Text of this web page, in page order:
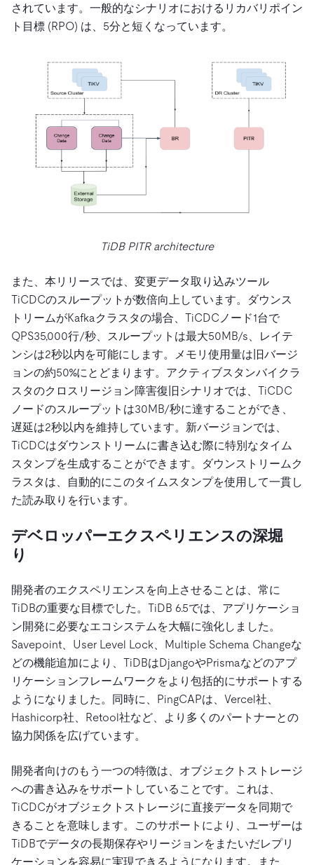
されています。一般的なシナリオにおけるリカバリポイン
ト目標 (RPO) は、5分と短くなっています。
TiDB PITR architecture
また、本リリースでは、変更データ取り込みツール
TiCDCのスループットが数倍向上しています。ダウンス
トリームがKafkaクラスタの場合、TiCDCノード1台で
QPS35,000行/秒、スループットは最大50MB/s、レイテ
ンシは2秒以内を可能にします。メモリ使用量は旧バージ
ョンの約50%にとどまります。アクティブスタンバイクラ
スタのクロスリージョン障害復旧シナリオでは、TiCDC
ノードのスループットは30MB/秒に達することができ、
遅延は2秒以内を維持しています。新バージョンでは、
TiCDCはダウンストリームに書き込む際に特別なタイム
スタンプを生成することができます。ダウンストリームク
ラスタは、自動的にこのタイムスタンプを使用して一貫し
た読み取りを行います。
デベロッパーエクスペリエンスの深堀
り
開発者のエクスペリエンスを向上させることは、常に
TiDBの重要な目標でした。TiDB 6.5では、アプリケーショ
ン開発に必要なエコシステムを大幅に強化しました。
Savepoint、User Level Lock、Multiple Schema Changeな
どの機能追加により、TiDBはDjangoやPrismaなどのアプ
リケーションフレームワークをより包括的にサポートする
ようになりました。同時に、PingCAPは、Vercel社、
Hashicorp社、Retool社など、より多くのパートナーとの
協力関係を広げています。
開発者向けのもう一つの特徴は、オブジェクトストレージ
への書き込みをサポートしていることです。これは、
TiCDCがオブジェクトストレージに直接データを同期で
きることを意味します。このサポートにより、ユーザーは
TiDBでデータの長期保存やリージョンをまたいだレプリ
ケーションを容易に実現できるようになります。また、